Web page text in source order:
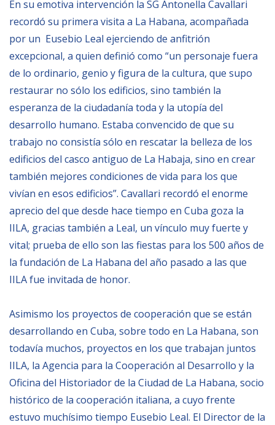
Convocatorias
Becas
Alta Formación
Registro de proveedores
Contratos/Acuerdos/Grant
NEWSLETTER
En su emotiva intervención la SG Antonella Cavallari
recordó su primera visita a La Habana, acompañada
por un Eusebio Leal ejerciendo de anfitrión
excepcional, a quien definió como “un personaje fuera
de lo ordinario, genio y figura de la cultura, que supo
restaurar no sólo los edificios, sino también la
esperanza de la ciudadanía toda y la utopía del
desarrollo humano. Estaba convencido de que su
trabajo no consistía sólo en rescatar la belleza de los
edificios del casco antiguo de La Habaja, sino en crear
también mejores condiciones de vida para los que
vivían en esos edificios”. Cavallari recordó el enorme
aprecio del que desde hace tiempo en Cuba goza la
IILA, gracias también a Leal, un vínculo muy fuerte y
vital; prueba de ello son las fiestas para los 500 años de
la fundación de La Habana del año pasado a las que
IILA fue invitada de honor.
Asimismo los proyectos de cooperación que se están
desarrollando en Cuba, sobre todo en La Habana, son
todavía muchos, proyectos en los que trabajan juntos
IILA, la Agencia para la Cooperación al Desarrollo y la
Oficina del Historiador de la Ciudad de La Habana, socio
histórico de la cooperación italiana, a cuyo frente
estuvo muchísimo tiempo Eusebio Leal. El Director de la